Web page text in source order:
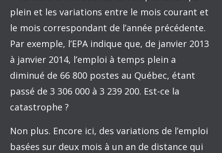
plein et les variations entre le mois courant et
le mois correspondant de l’année précédente.
Par exemple, l’EPA indique que, de janvier 2013
à janvier 2014, l’emploi à temps plein a
diminué de 66 800 postes au Québec, étant
passé de 3 306 000 à 3 239 200. Est-ce la
catastrophe ?
Non plus. Encore ici, des variations de l’emploi
basées sur deux mois à un an de distance qui